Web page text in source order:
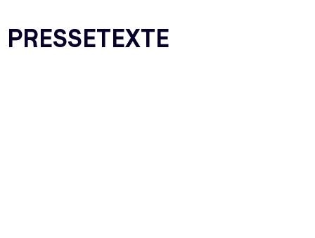
PRESSETEXTE